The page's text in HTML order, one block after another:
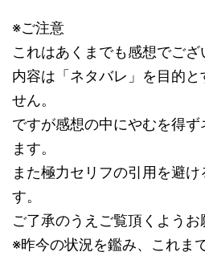
※ご注意
これはあくまでも感想でござ
内容は「ネタバレ」を目的と
せん。
ですが感想の中にやむを得ず
ます。
また極力セリフの引用を避
す。
ご了承のうえご覧頂くようお
※昨今の状況を鑑み、これま